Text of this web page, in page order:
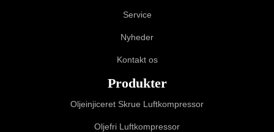
Service
Nyheder
Kontakt os
Produkter
Oljeinjiceret Skrue Luftkompressor
Oljefri Luftkompressor